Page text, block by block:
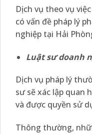
Dịch vụ theo vụ
có vấn đề pháp lý
nghiệp tại Hải
Luật sư doanh
Dịch vụ pháp lý
sư sẽ xác lập quan
và được quyền sử
Thông thường,